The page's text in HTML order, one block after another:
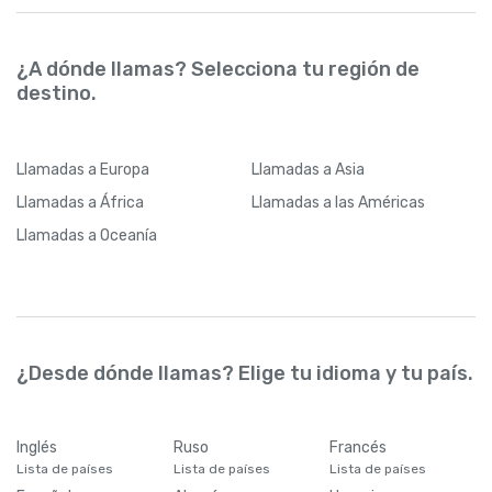
¿A dónde llamas? Selecciona tu región de
destino.
Llamadas a Europa Llamadas a Asia
Llamadas a África Llamadas a las Américas
Llamadas a Oceanía
¿Desde dónde llamas? Elige tu idioma y tu país.
Inglés
Lista de países
Ruso
Lista de países
Francés
Lista de países